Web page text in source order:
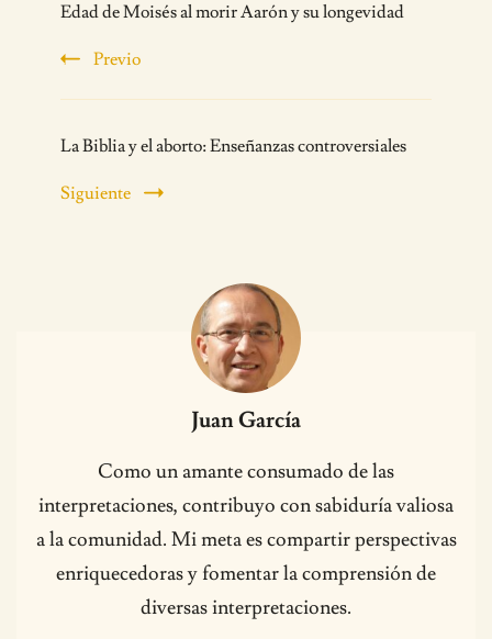
Navigation
Edad de Moisés al morir Aarón y su longevidad
Previo
La Biblia y el aborto: Enseñanzas controversiales
Siguiente
Juan García
Como un amante consumado de las
interpretaciones, contribuyo con sabiduría valiosa
a la comunidad. Mi meta es compartir perspectivas
enriquecedoras y fomentar la comprensión de
diversas interpretaciones.